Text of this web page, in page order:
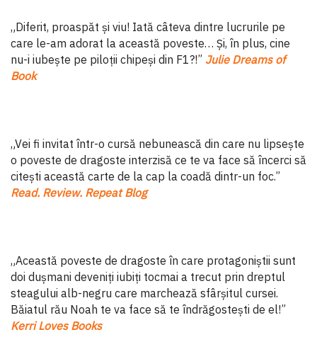
„Diferit, proaspăt și viu! Iată câteva dintre lucrurile pe
care le-am adorat la această poveste… Și, în plus, cine
nu-i iubește pe piloții chipeși din F1?!” Julie Dreams of
Book
„Vei fi invitat într-o cursă nebunească din care nu lipsește
o poveste de dragoste interzisă ce te va face să încerci să
citești această carte de la cap la coadă dintr-un foc.”
Read. Review. Repeat Blog
„Această poveste de dragoste în care protagoniștii sunt
doi dușmani deveniți iubiți tocmai a trecut prin dreptul
steagului alb-negru care marchează sfârșitul cursei.
Băiatul rău Noah te va face să te îndrăgostești de el!”
Kerri Loves Books